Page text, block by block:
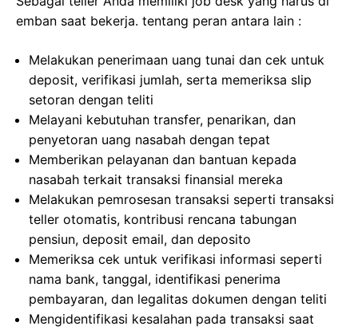
emban saat bekerja. tentang peran antara lain :
Melakukan penerimaan uang tunai dan cek untuk
deposit, verifikasi jumlah, serta memeriksa slip
setoran dengan teliti
Melayani kebutuhan transfer, penarikan, dan
penyetoran uang nasabah dengan tepat
Memberikan pelayanan dan bantuan kepada
nasabah terkait transaksi finansial mereka
Melakukan pemrosesan transaksi seperti transaksi
teller otomatis, kontribusi rencana tabungan
pensiun, deposit email, dan deposito
Memeriksa cek untuk verifikasi informasi seperti
nama bank, tanggal, identifikasi penerima
pembayaran, dan legalitas dokumen dengan teliti
Mengidentifikasi kesalahan pada transaksi saat